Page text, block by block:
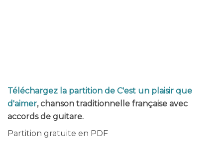
Téléchargez la partition de C'est un plaisir que
d'aimer, chanson traditionnelle française avec
accords de guitare.
Partition gratuite en PDF